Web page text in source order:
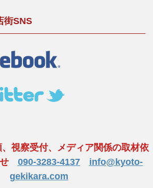
街SNS
視察受付、メディア関係の取材依
せ 090-3283-4137
info@kyoto-
gekikara.com